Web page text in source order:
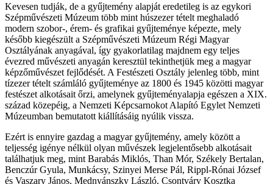
Kevesen tudják, de a gyűjtemény alapját eredetileg is az egykori
Szépművészeti Múzeum több mint húszezer tételt meghaladó
modern szobor-, érem- és grafikai gyűjteménye képezte, mely
később kiegészült a Szépművészeti Múzeum Régi Magyar
Osztályának anyagával, így gyakorlatilag majdnem egy teljes
évezred művészeti anyagán keresztül tekinthetjük meg a magyar
képzőművészet fejlődését. A Festészeti Osztály jelenleg több, mint
tízezer tételt számláló gyűjteménye az 1800 és 1945 közötti magyar
festészet alkotásait őrzi, amelynek gyűjteményalapja egészen a XIX.
század közepéig, a Nemzeti Képcsarnokot Alapító Egylet Nemzeti
Múzeumban bemutatott kiállításáig nyúlik vissza.
Ezért is ennyire gazdag a magyar gyűjtemény, amely között a
teljesség igénye nélkül olyan művészek legjelentősebb alkotásait
találhatjuk meg, mint Barabás Miklós, Than Mór, Székely Bertalan,
Benczúr Gyula, Munkácsy, Szinyei Merse Pál, Rippl-Rónai József
és Vaszary János, Mednyánszky László, Csontváry Kosztka